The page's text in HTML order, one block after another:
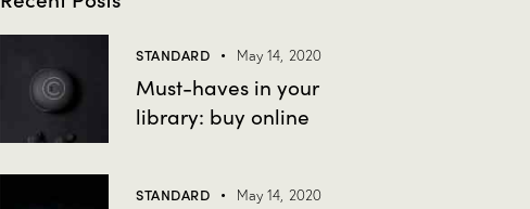
STANDARD May 14, 2020
Must-haves in your
library: buy online
STANDARD May 14, 2020